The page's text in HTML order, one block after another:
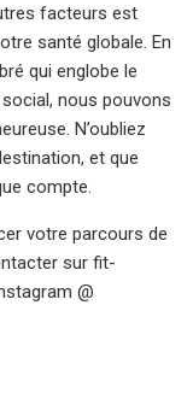
facteurs est
santé globale. En
qui englobe le
nous pouvons
N’oubliez
et que
compte.
votre parcours de
sur fit-
@